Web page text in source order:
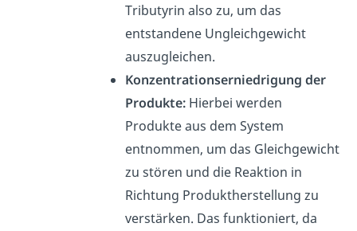
Tributyrin also zu, um das
entstandene Ungleichgewicht
auszugleichen.
Konzentrationserniedrigung der
Produkte: Hierbei werden
Produkte aus dem System
entnommen, um das Gleichgewicht
zu stören und die Reaktion in
Richtung Produktherstellungzu
verstärken. Das funktioniert, da